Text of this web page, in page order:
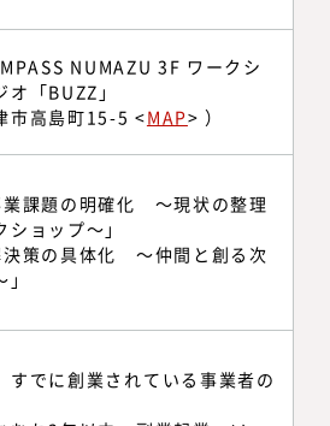
NUMAZU 3F ワークシ
オ「BUZZ」
市高島町15-5 <MAP> ）
課題の明確化 ～現状の整理
ョップ～」
策の具体化 ～仲間と創る次
すでに創業されている事業者の